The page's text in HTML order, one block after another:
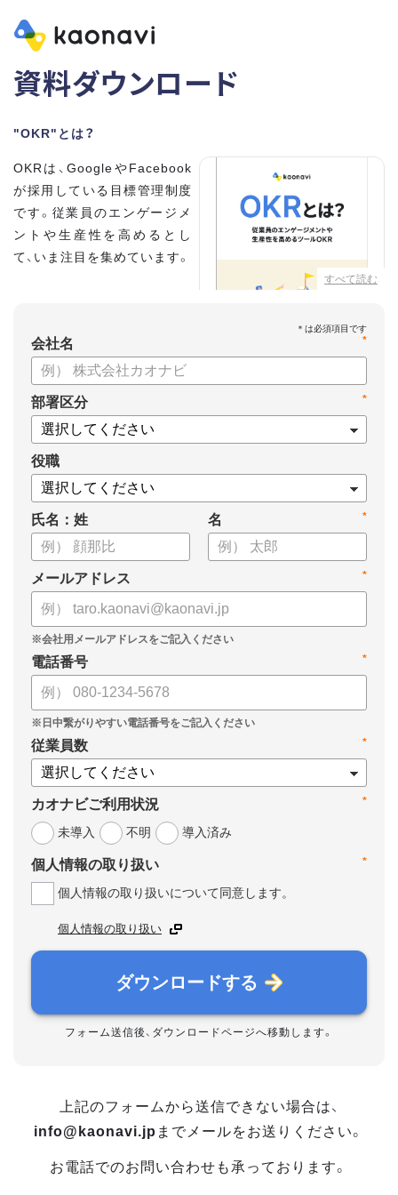
資料ダウンロード
"OKR"とは？
すべて読む
OKRは、GoogleやFacebook
が採用している目標管理制度
です。従業員のエンゲージメ
ントや生産性を高めるとし
て、いま注目を集めています。
・OKRと従来の目標管理制度
との違い
・OKRを導入、運用するにはどうすればいいのか
・OKRの運用を助けるツール
についてまとめましたので、ぜひお役立てください。
*
会社名
*
部署区分
役職
氏名：姓 *
名
*
メールアドレス
*
電話番号
*
従業員数
*
カオナビご利用状況
未導入
不明 導入済み
*
個人情報の取り扱い
個人情報の取り扱いについて同意します。
個人情報の取り扱い
ダウンロードする
フォーム送信後、ダウンロードページへ移動します。
上記のフォームから送信できない場合は、
info@kaonavi.jp までメールをお送りください。
お電話でのお問い合わせも承っております。